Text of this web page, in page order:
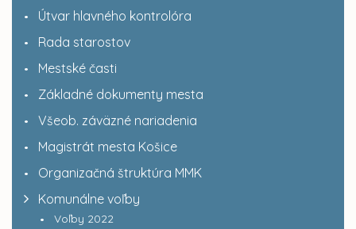
Útvar hlavného kontrolóra
Rada starostov
Mestské časti
Základné dokumenty mesta
Všeob. záväzné nariadenia
Magistrát mesta Košice
Organizačná štruktúra MMK
Komunálne voľby
Voľby 2022